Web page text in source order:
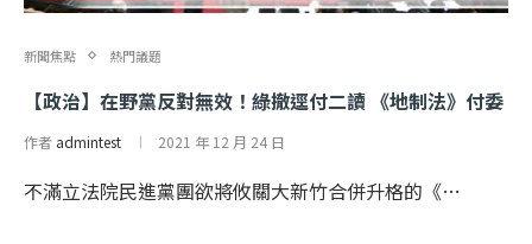
新聞焦點 熱門議題
【政治】在野黨反對無效！綠撤逕付二讀 《地制法》付委
作者 admintest 2021 年 12 月 24 日
不滿立法院民進黨團欲將攸關大新竹合併升格的《…